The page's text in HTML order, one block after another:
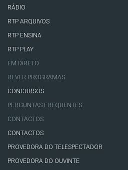
RÁDIO
RTP ARQUIVOS
RTP ENSINA
RTP PLAY
EM DIRETO
REVER PROGRAMAS
CONCURSOS
PERGUNTAS FREQUENTES
CONTACTOS
CONTACTOS
PROVEDORA DO TELESPECTADOR
PROVEDORA DO OUVINTE